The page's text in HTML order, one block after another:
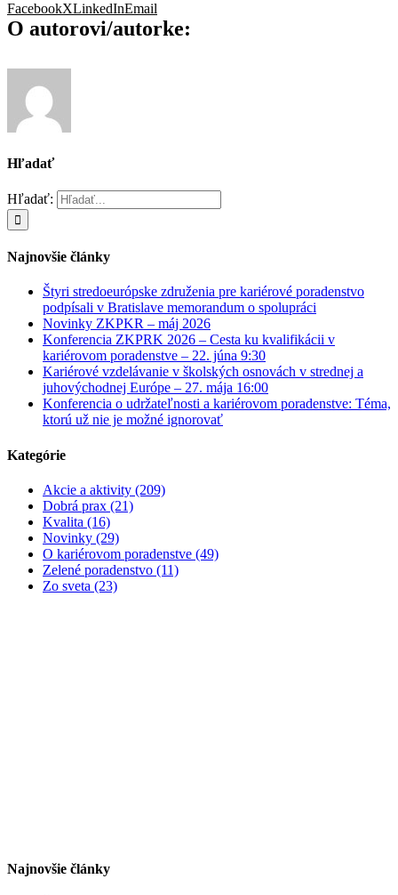
FacebookXLinkedInEmail
O autorovi/autorke:
Hľadať
Hľadať:
Najnovšie články
Štyri stredoeurópske združenia pre kariérové poradenstvo
podpísali v Bratislave memorandum o spolupráci
Novinky ZKPKR – máj 2026
Konferencia ZKPRK 2026 – Cesta ku kvalifikácii v
kariérovom poradenstve – 22. júna 9:30
Kariérové vzdelávanie v školských osnovách v strednej a
juhovýchodnej Európe – 27. mája 16:00
Konferencia o udržateľnosti a kariérovom poradenstve: Téma,
ktorú už nie je možné ignorovať
Kategórie
Akcie a aktivity (209)
Dobrá prax (21)
Kvalita (16)
Novinky (29)
O kariérovom poradenstve (49)
Zelené poradenstvo (11)
Zo sveta (23)
Najnovšie články